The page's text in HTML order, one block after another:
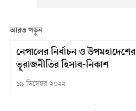
আরও পড়ুন
নেপালের নির্বাচন ও উপমহাদেশের
ভূরাজনীতির হিসাব-নিকাশ
১৯ ডিসেম্বর ২০২২